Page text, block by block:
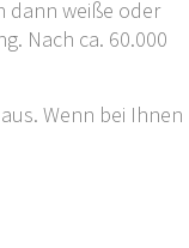
dann weiße oder
Nach ca. 60.000
Wenn bei Ihnen